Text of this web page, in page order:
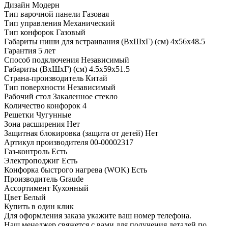
Дизайн Модерн
Тип варочной панели Газовая
Тип управления Механический
Тип конфорок Газовый
Габариты ниши для встраивания (ВхШхГ) (см) 4х56х48.5
Гарантия 5 лет
Способ подключения Независимый
Габариты (ВхШхГ) (см) 4.5х59х51.5
Страна-производитель Китай
Тип поверхности Независимый
Рабочий стол Закаленное стекло
Количество конфорок 4
Решетки Чугунные
Зона расширения Нет
Защитная блокировка (защита от детей) Нет
Артикул производителя 00-00002317
Газ-контроль Есть
Электроподжиг Есть
Конфорка быстрого нагрева (WOK) Есть
Производитель Graude
Ассортимент Кухонный
Цвет Белый
Купить в один клик
Для оформления заказа укажите ваш номер телефона.